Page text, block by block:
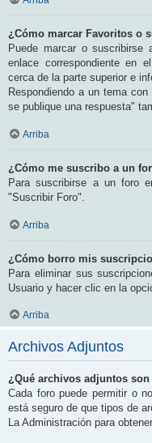
¿Cómo marcar Favoritos o
Puede marcar o
enlace correspondiente en
cerca de la parte superior e
Respondiendo a un tema
se publique una respuesta"
Arriba
¿Cómo me suscribo a un
Para suscribirse a un foro
"Suscribir Foro".
Arriba
¿Cómo borro mis
Para eliminar sus
Usuario y hacer clic en la
Arriba
Archivos Adjuntos
¿Qué archivos adjuntos
Cada foro puede permitir o
está seguro de que tipos de
La Administración para